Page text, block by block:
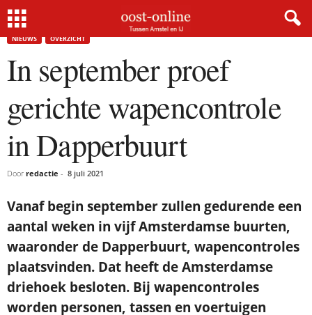
Home In september proef gerichte wapencontrole in Dapperbuurt
NIEUWS OVERZICHT
In september proef
gerichte wapencontrole
in Dapperbuurt
Door redactie - 8 juli 2021
Vanaf begin september zullen gedurende een
aantal weken in vijf Amsterdamse buurten,
waaronder de Dapperbuurt, wapencontroles
plaatsvinden. Dat heeft de Amsterdamse
driehoek besloten. Bij wapencontroles
worden personen, tassen en voertuigen